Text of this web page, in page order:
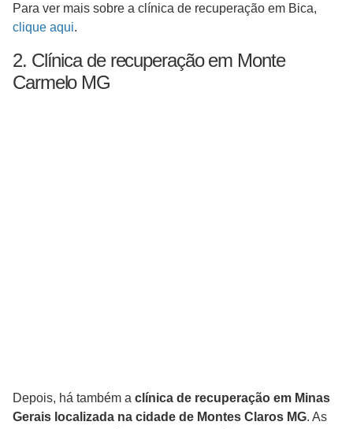
Para ver mais sobre a clínica de recuperação em Bica,
clique aqui.
2. Clínica de recuperação em Monte
Carmelo MG
Depois, há também a clínica de recuperação em Minas
Gerais localizada na cidade de Montes Claros MG. As